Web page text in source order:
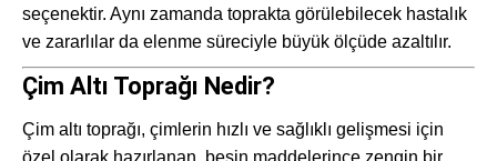
seçenektir. Aynı zamanda toprakta görülebilecek hastalık
ve zararlılar da elenme süreciyle büyük ölçüde azaltılır.
Çim Altı Toprağı Nedir?
Çim altı toprağı, çimlerin hızlı ve sağlıklı gelişmesi için
özel olarak hazırlanan, besin maddelerince zengin bir